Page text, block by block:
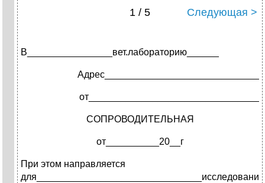
1 / 5 Следующая >
В________________вет.лабораторию______
Адрес_____________________________
от________________________________
СОПРОВОДИТЕЛЬНАЯ
от__________20__г
При этом направляется
для_______________________________исследования